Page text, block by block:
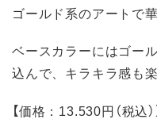
ゴールド系のアートで
ベースカラーにはゴー
込んで、キラキラ感も
【価格：13.530円（税込）